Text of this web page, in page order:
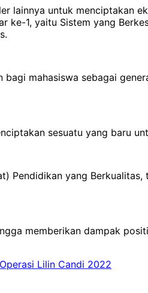
lainnya untuk menciptakan
1, yaitu Sistem yang
mahasiswa sebagai
sesuatu yang baru
Pendidikan yang
memberikan dampak
Lilin Candi 2022